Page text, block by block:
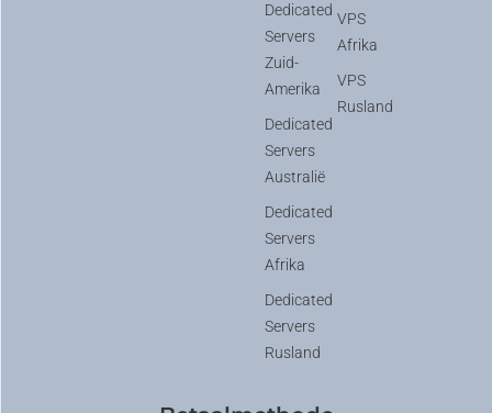
Dedicated
Servers
Zuid-
Amerika
Dedicated
Servers
Australië
Dedicated
Servers
Afrika
Dedicated
Servers
Rusland
VPS
Afrika
VPS
Rusland